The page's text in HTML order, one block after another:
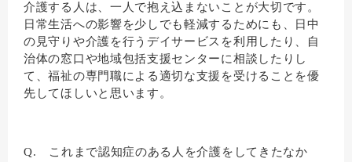
介護する人は、一人で抱え込まないことが大切です。
日常生活への影響を少しでも軽減するためにも、日中
の見守りや介護を行うデイサービスを利用したり、自
治体の窓口や地域包括支援センターに相談したりし
て、福祉の専門職による適切な支援を受けることを優
先してほしいと思います。
Q. これまで認知症のある人を介護をしてきたなか